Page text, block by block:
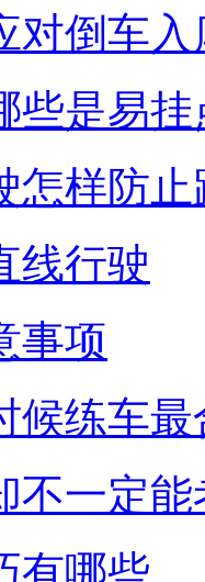
对倒车入
些是易挂
怎样防止
线行驶
事项
候练车最
不一定能
有哪些